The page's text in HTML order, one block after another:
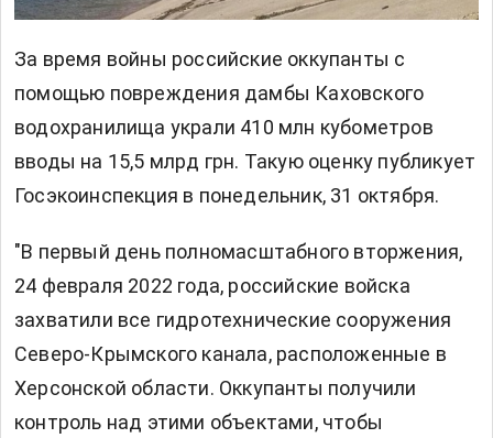
За время войны российские оккупанты с
помощью повреждения дамбы Каховского
водохранилища украли 410 млн кубометров
вводы на 15,5 млрд грн. Такую оценку публикует
Госэкоинспекция в понедельник, 31 октября.
"В первый день полномасштабного вторжения,
24 февраля 2022 года, российские войска
захватили все гидротехнические сооружения
Северо-Крымского канала, расположенные в
Херсонской области. Оккупанты получили
контроль над этими объектами, чтобы